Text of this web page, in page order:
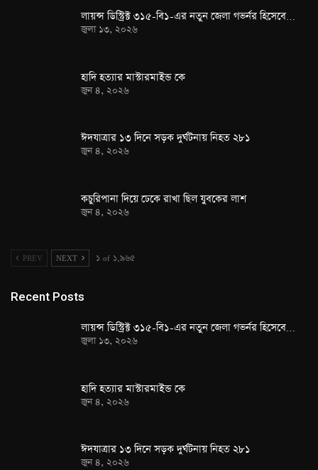
লায়ন্স ডিস্ট্রিক্ট ৩১৫-বি১-এর নতুন জেলা গভর্নর হিসেবে…
জুলা ১৩, ২০২৬
হাদি হত্যার মাস্টারমাইন্ড কে
জুন ৪, ২০২৬
ঈদযাত্রার ১৩ দিনে সড়ক দুর্ঘটনায় নিহত ২৮১
জুন ৪, ২০২৬
কচুরিপানা দিয়ে ঢেকে রাখা ছিল যুবকের লাশ
জুন ৪, ২০২৬
PREV NEXT ১ of ১,৯৬৫
Recent Posts
লায়ন্স ডিস্ট্রিক্ট ৩১৫-বি১-এর নতুন জেলা গভর্নর হিসেবে…
জুলা ১৩, ২০২৬
হাদি হত্যার মাস্টারমাইন্ড কে
জুন ৪, ২০২৬
ঈদযাত্রার ১৩ দিনে সড়ক দুর্ঘটনায় নিহত ২৮১
জুন ৪, ২০২৬